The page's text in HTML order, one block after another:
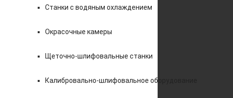
Станки с водяным охлаждением
Окрасочные камеры
Щеточно-шлифовальные станки
Калибровально-шлифовальное оборудование